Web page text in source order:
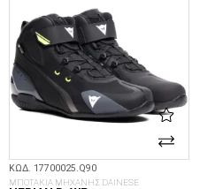
ΚΩΔ. 17700025.Q90
ΜΠΟΤΑΚΙΑ ΜΗΧΑΝΗΣ DAINESE